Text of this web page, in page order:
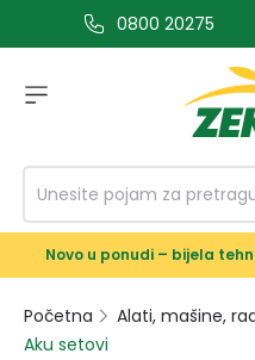
glavni sadržaj0800 20275
Novo u ponudi – bijela
Početna Alati, mašine,
Aku setovi